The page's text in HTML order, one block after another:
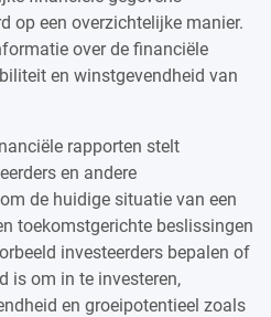
op een overzichtelijke manier.
over de financiële
en winstgevendheid van
rapporten stelt
en andere
de huidige situatie van een
toekomstgerichte beslissingen
investeerders bepalen of
is om in te investeren,
en groeipotentieel zoals